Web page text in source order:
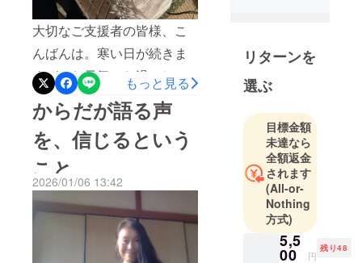
大切なご支援者の皆様、こ
んばんは。寒い日が続きま
すが、お元気でお過ごしで
しょうか。水戸の初めての
冬。12月からは霜が降り、
池の水面が凍りました。そ
んな情景に出会うのは本当
に久しぶりで、関東に住ん
でいた子供の頃、飽きもせ
ず霜を踏んで遊んだ記憶を
思い出し、思わず同じこと
もっと見る
からだが語る声
を、信じるという
こと
2026/01/06 13:42
をベースに
レイキに似
たエネル
ギーワーク
をミックス
した、心と
体と魂の源
を探るヒー
リングセラ
ピーを、日
本だけでな
く世界各地
リターンを
選ぶ
目標金額
未達なら
全額返金
されます
(All-or-
Nothing
方式)
5,5
00 円
残り48